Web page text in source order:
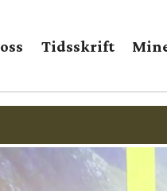
Tidsskrift